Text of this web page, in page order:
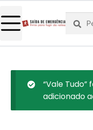
por:
Pesquisa
“Vale Tudo”
adicionado